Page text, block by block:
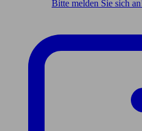
Bitte melden Sie sich